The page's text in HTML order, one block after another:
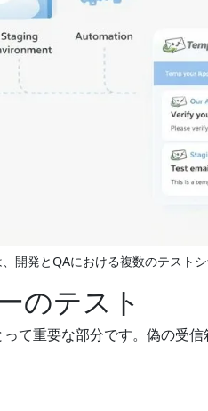
開発とQAにおける複数のテストシ
のテスト
て重要な部分です。偽の受